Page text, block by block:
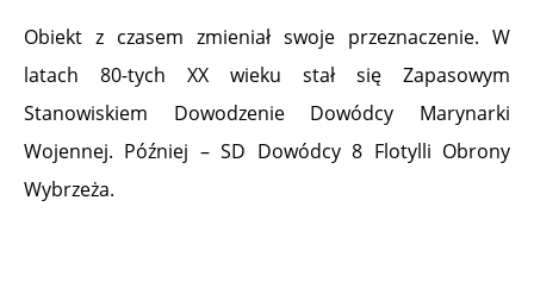
Obiekt z czasem zmieniał swoje przeznaczenie. W
latach 80-tych XX wieku stał się Zapasowym
Stanowiskiem Dowodzenie Dowódcy Marynarki
Wojennej. Później – SD Dowódcy 8 Flotylli Obrony
Wybrzeża.